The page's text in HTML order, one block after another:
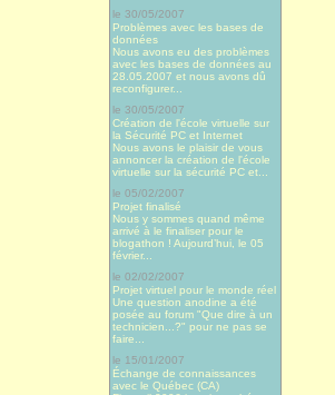
le 30/05/2007
Problèmes avec les bases de
données
Nous avons eu des problèmes
avec les bases de données au
28.05.2007 et nous avons dû
reconfigurer...
le 30/05/2007
Création de l'école virtuelle sur
la Sécurité PC et Internet
Nous avons le plaisir de vous
annoncer la création de l'école
virtuelle sur la sécurité PC et...
le 05/02/2007
Projet finalisé
Nous y sommes quand même
arrivé à le finaliser pour le
blogathon ! Aujourd’hui, le 05
février...
le 02/02/2007
Projet virtuel pour le monde réel
Une question anodine a été
posée au forum "Que dire à un
technicien...?" pour ne pas se
faire...
le 15/01/2007
Échange de connaissances
avec le Québec (CA)